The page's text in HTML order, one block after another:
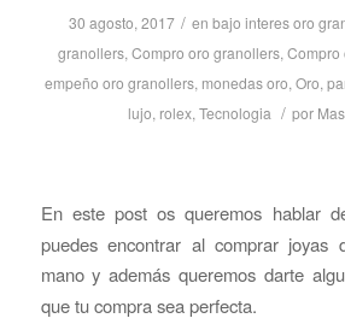
30 agosto, 2017 / en bajo interes oro
granollers,Compro oro granollers,Compro
empeño oro granollers, monedas oro, Oro,
lujo, rolex,Tecnologia / por
En este post os queremos hablar
puedes encontrar al comprar joyas
mano y además queremos darte
que tu compra sea perfecta.